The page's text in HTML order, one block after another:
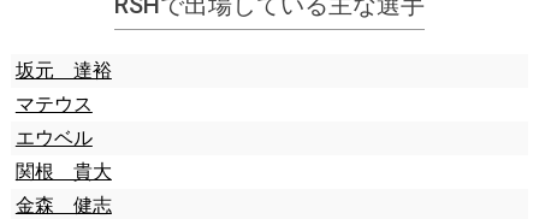
坂元 達裕
マテウス
エウベル
関根 貴大
金森 健志